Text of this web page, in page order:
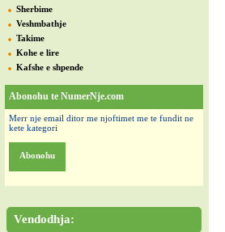
Sherbime
Veshmbathje
Takime
Kohe e lire
Kafshe e shpende
Abonohu te NumerNje.com
Merr nje email ditor me njoftimet me te fundit ne
kete kategori
Abonohu
Vendodhja: